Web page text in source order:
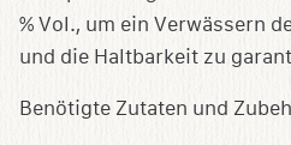
% Vol., um ein Verwässern
und die Haltbarkeit zu
Benötigte Zutaten und